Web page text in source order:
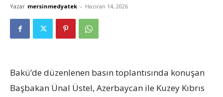
Yazar mersinmedyatek - Haziran 14, 2026
Bakü’de düzenlenen basın toplantısında konuşan
Başbakan Ünal Üstel, Azerbaycan ile Kuzey Kıbrıs